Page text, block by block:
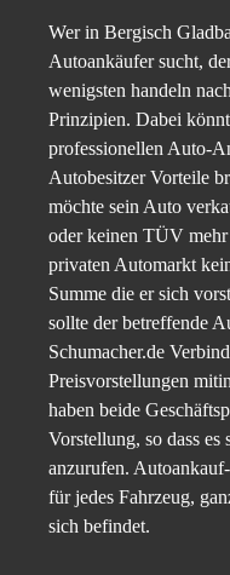
Wer in Bergisch
Autoankäufer sucht,
wenigsten handeln
Prinzipien. Dabei
professionellen Auto-
Autobesitzer Vorteile
möchte sein Auto
oder keinen TÜV
privaten Automarkt
Summe die er sich
sollte der betreffende
Schumacher.de
Preisvorstellungen
haben beide
Vorstellung, so dass
anzurufen.
für jedes Fahrzeug,
sich befindet.